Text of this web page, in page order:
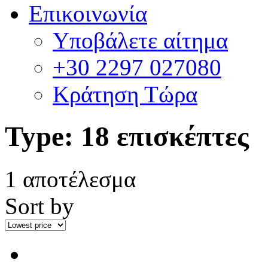
Επικοινωνία
Υποβάλετε αίτημα
+30 2297 027080
Κράτηση Τώρα
Type: 18 επισκέπτες
1 αποτέλεσμα
Sort by